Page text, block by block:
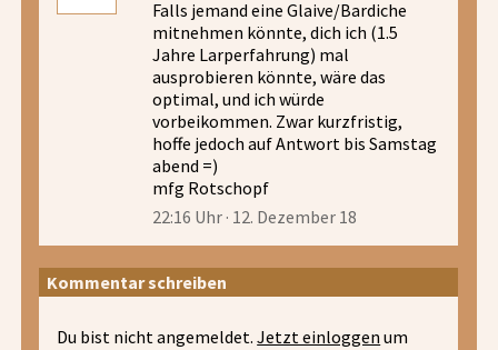
Falls jemand eine Glaive/Bardiche
mitnehmen könnte, dich ich (1.5
Jahre Larperfahrung) mal
ausprobieren könnte, wäre das
optimal, und ich würde
vorbeikommen. Zwar kurzfristig,
hoffe jedoch auf Antwort bis Samstag
abend =)
mfg Rotschopf
22:16 Uhr · 12. Dezember 18
Kommentar schreiben
Du bist nicht angemeldet.Jetzt einloggen um